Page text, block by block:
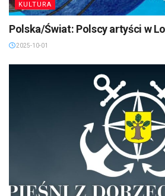
KULTURA
Polska/Świat: Polscy artyści w
2025-10-01